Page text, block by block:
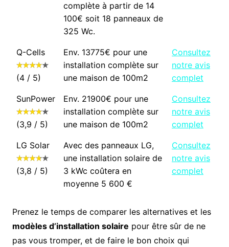
complète à partir de 14
100€ soit 18 panneaux de
325 Wc.
Q-Cells
(4 / 5)
Env. 13775€ pour une
installation complète sur
une maison de 100m2
Consultez
notre avis
complet
SunPower
(3,9 / 5)
Env. 21900€ pour une
installation complète sur
une maison de 100m2
Consultez
notre avis
complet
LG Solar
(3,8 / 5)
Avec des panneaux LG,
une installation solaire de
3 kWc coûtera en
moyenne 5 600 €
Consultez
notre avis
complet
Prenez le temps de comparer les alternatives et les
modèles d’installation solaire pour être sûr de ne
pas vous tromper, et de faire le bon choix qui